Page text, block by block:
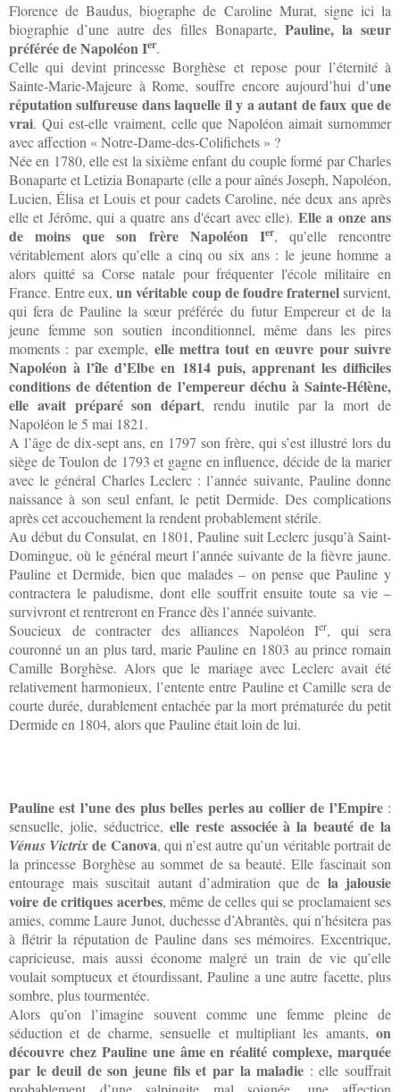
Florence de Baudus, biographe de Caroline Murat, signe ici la
biographie d’une autre des filles Bonaparte, Pauline, la sœur
préférée de Napoléon Ier.
Celle qui devint princesse Borghèse et repose pour l’éternité à
Sainte-Marie-Majeure à Rome, souffre encore aujourd’hui d’une
réputation sulfureuse dans laquelle il y a autant de faux que de
vrai. Qui est-elle vraiment, celle que Napoléon aimait surnommer
avec affection « Notre-Dame-des-Colifichets » ?
Née en 1780, elle est la sixième enfant du couple formé par Charles
Bonaparte et Letizia Bonaparte (elle a pour aînés Joseph, Napoléon,
Lucien, Élisa et Louis et pour cadets Caroline, née deux ans après
elle et Jérôme, qui a quatre ans d'écart avec elle). Elle a onze ans
de moins que son frère Napoléon Ier, qu’elle rencontre
véritablement alors qu’elle a cinq ou six ans : le jeune homme a
alors quitté sa Corse natale pour fréquenter l'école militaire en
France. Entre eux,un véritable coup de foudre fraternelsurvient,
qui fera de Pauline la sœur préférée du futur Empereur et de la
jeune femme son soutien inconditionnel, même dans les pires
moments : par exemple, elle mettra tout en œuvre pour suivre
Napoléon à l’île d’Elbe en 1814 puis, apprenant les difficiles
conditions de détention de l’empereur déchu à Sainte-Hélène,
elle avait préparé son départ, rendu inutile par la mort de
Napoléon le 5 mai 1821.
A l’âge de dix-sept ans, en 1797 son frère, qui s’est illustré lors du
siège de Toulon de 1793 et gagne en influence, décide de la marier
avec le général Charles Leclerc : l’année suivante, Pauline donne
naissance à son seul enfant, le petit Dermide. Des complications
après cet accouchement la rendent probablement stérile.
Au début du Consulat, en 1801, Pauline suit Leclerc jusqu’à Saint-
Domingue, où le général meurt l’année suivante de la fièvre jaune.
Pauline et Dermide, bien que malades – on pense que Pauline y
contractera le paludisme, dont elle souffrit ensuite toute sa vie –
survivront et rentreront en France dès l’année suivante.
Soucieux de contracter des alliances Napoléon Ier, qui sera
couronné un an plus tard, marie Pauline en 1803 au prince romain
Camille Borghèse. Alors que le mariage avec Leclerc avait été
relativement harmonieux, l’entente entre Pauline et Camille sera de
courte durée, durablement entachée par la mort prématurée du petit
Dermide en 1804, alors que Pauline était loin de lui.
Pauline est l’une des plus belles perles au collier de l’Empire:
sensuelle, jolie, séductrice, elle reste associée à la beauté de la
Vénus Victrixde Canova, qui n’est autre qu’un véritable portrait de
la princesse Borghèse au sommet de sa beauté. Elle fascinait son
entourage mais suscitait autant d’admiration que de la jalousie
voire de critiques acerbes, même de celles qui se proclamaient ses
amies, comme Laure Junot, duchesse d’Abrantès, qui n’hésitera pas
à flétrir la réputation de Pauline dans ses mémoires. Excentrique,
capricieuse, mais aussi économe malgré un train de vie qu’elle
voulait somptueux et étourdissant, Pauline a une autre facette, plus
sombre, plus tourmentée.
Alors qu’on l’imagine souvent comme une femme pleine de
séduction et de charme, sensuelle et multipliant les amants, on
découvre chez Pauline une âme en réalité complexe, marquée
par le deuil de son jeune fils et par la maladie : elle souffrait